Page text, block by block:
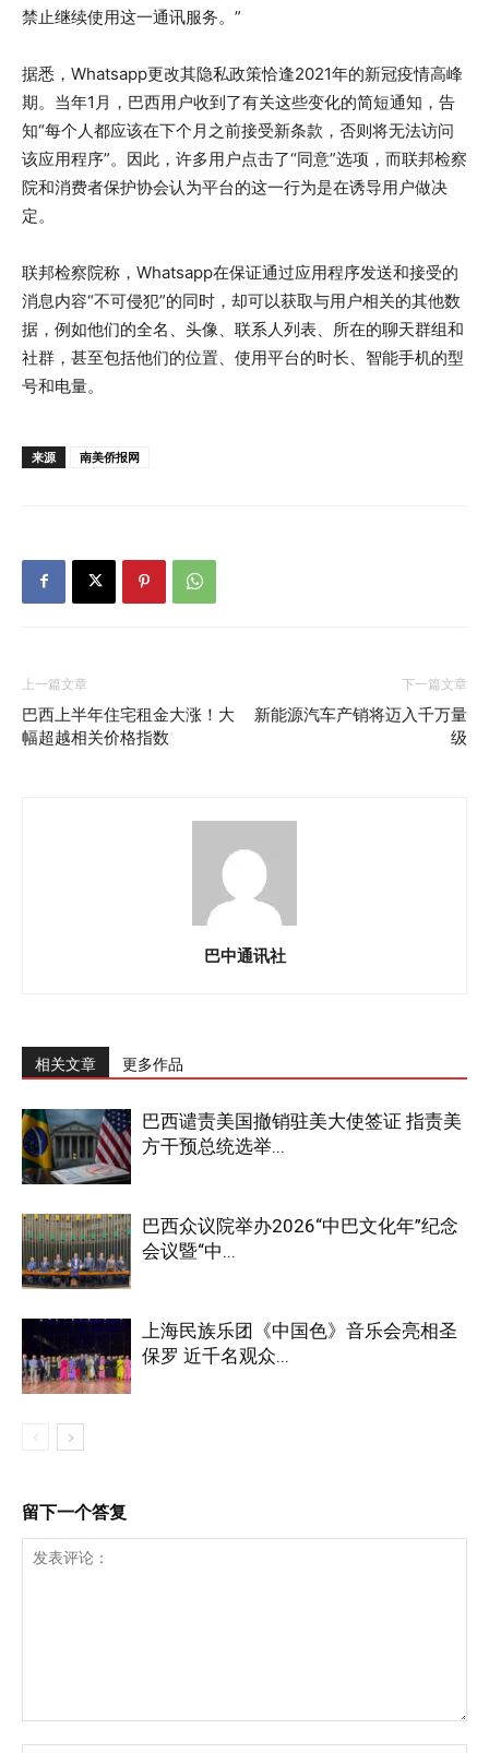
禁止继续使用这一通讯服务。”
据悉，Whatsapp更改其隐私政策恰逢2021年的新冠疫情高峰
期。当年1月，巴西用户收到了有关这些变化的简短通知，告
知“每个人都应该在下个月之前接受新条款，否则将无法访问
该应用程序”。因此，许多用户点击了“同意”选项，而联邦检察
院和消费者保护协会认为平台的这一行为是在诱导用户做决
定。
联邦检察院称，Whatsapp在保证通过应用程序发送和接受的
消息内容“不可侵犯”的同时，却可以获取与用户相关的其他数
据，例如他们的全名、头像、联系人列表、所在的聊天群组和
社群，甚至包括他们的位置、使用平台的时长、智能手机的型
号和电量。
来源 南美侨报网
上一篇文章
巴西上半年住宅租金大涨！大
幅超越相关价格指数
下一篇文章
新能源汽车产销将迈入千万量
级
巴中通讯社
相关文章 更多作品
巴西谴责美国撤销驻美大使签证 指责美
方干预总统选举...
巴西众议院举办2026“中巴文化年”纪念
会议暨“中...
上海民族乐团《中国色》音乐会亮相圣
保罗 近千名观众...
留下一个答复